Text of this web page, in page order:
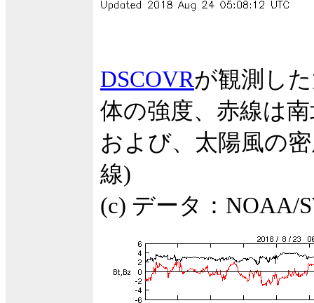
DSCOVRが観測し
体の強度、赤線は
および、太陽風の
線)
(c) データ：NOAA/